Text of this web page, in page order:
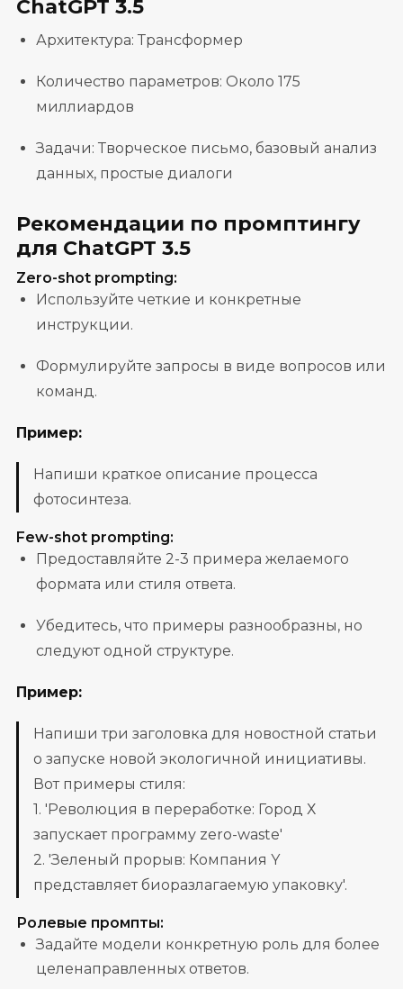
ChatGPT 3.5
Архитектура: Трансформер
Количество параметров: Около 175
миллиардов
Задачи: Творческое письмо, базовый анализ
данных, простые диалоги
Рекомендации по промптингу
для ChatGPT 3.5
Zero-shot prompting:
Используйте четкие и конкретные
инструкции.
Формулируйте запросы в виде вопросов или
команд.
Пример:
Напиши краткое описание процесса
фотосинтеза.
Few-shot prompting:
Предоставляйте 2-3 примера желаемого
формата или стиля ответа.
Убедитесь, что примеры разнообразны, но
следуют одной структуре.
Пример:
Напиши три заголовка для новостной статьи
о запуске новой экологичной инициативы.
Вот примеры стиля:
1. 'Революция в переработке: Город Х
запускает программу zero-waste'
2. 'Зеленый прорыв: Компания Y
представляет биоразлагаемую упаковку'.
Ролевые промпты:
Задайте модели конкретную роль для более
целенаправленных ответов.